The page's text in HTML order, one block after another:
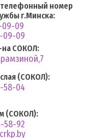
телефонный номер
г.Минска:
09-09
09-09
на СОКОЛ:
(СОКОЛ):
58-04
(СОКОЛ):
58-92